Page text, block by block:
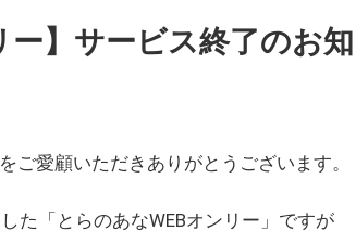
ー】サービス終了のお
ご愛顧いただきありがとうございます。
た「とらのあなWEBオンリー」ですが